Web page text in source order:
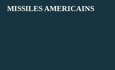
MISSILES AMERICAINS